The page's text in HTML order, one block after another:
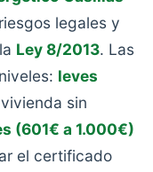
legales y
Ley 8/2013. Las
leves
sin
(601€ a 1.000€)
el certificado